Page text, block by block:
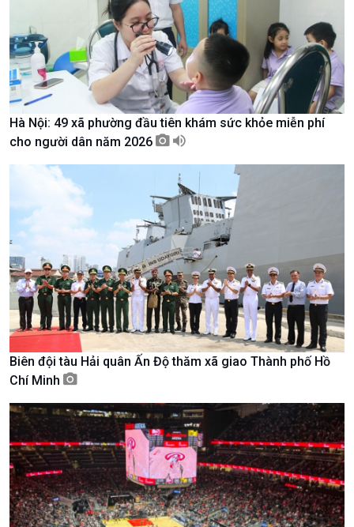
Xã hội
Tin Đời sống & Xã hội
360 độ Sức khỏe
Chuyển đổi Xanh
Tài nguyên và Môi trường
Chuyên gia của bạn
Xã hội chuyển động
Bước chân đến trường
Khoa học & Công nghệ
Tin Khoa học & Công nghệ
Kết nối công nghệ
Sống chung với biến đổi
khí hậu
Hà Nội: 49 xã phường đầu tiên khám sức khỏe miễn phí
cho người dân năm 2026
Biên đội tàu Hải quân Ấn Độ thăm xã giao Thành phố Hồ
Chí Minh